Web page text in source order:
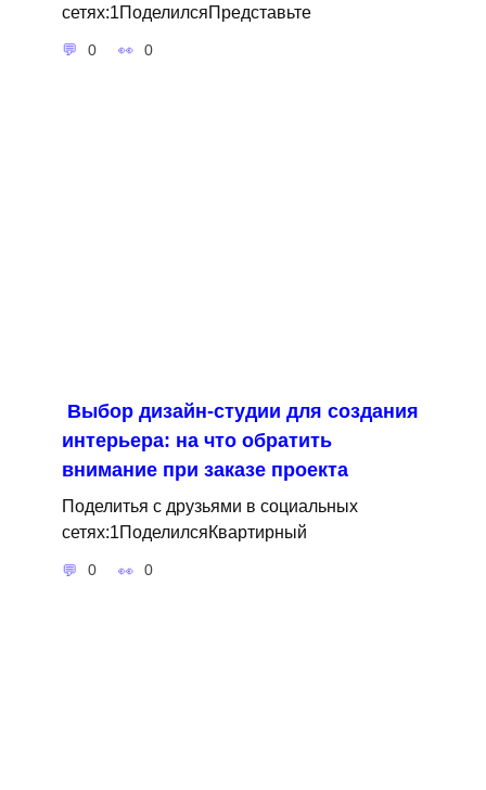
сетях:1ПоделилсяПредставьте
0 0
Выбор дизайн-студии для создания
интерьера: на что обратить
внимание при заказе проекта
Поделитья с друзьями в социальных
сетях:1ПоделилсяКвартирный
0 0